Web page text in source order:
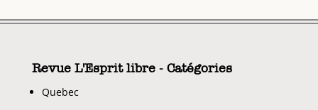
Revue L'Esprit libre - Catégories
Quebec